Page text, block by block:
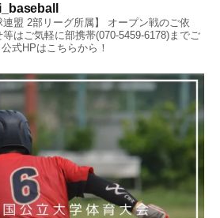
連盟 2部リーグ所属】
オープン戦のご依
はご気軽に部携帯(070-5459-6178)までご
公式HPはこちらから！